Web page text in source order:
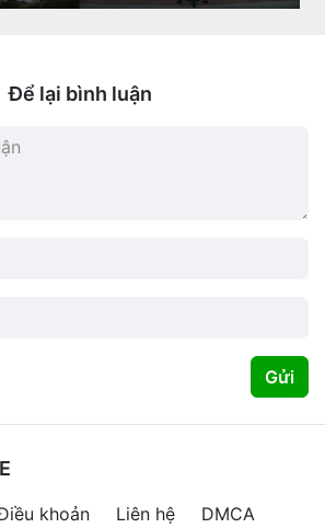
Để lại bình luận
Gửi
khoản Liên hệ
DMCA